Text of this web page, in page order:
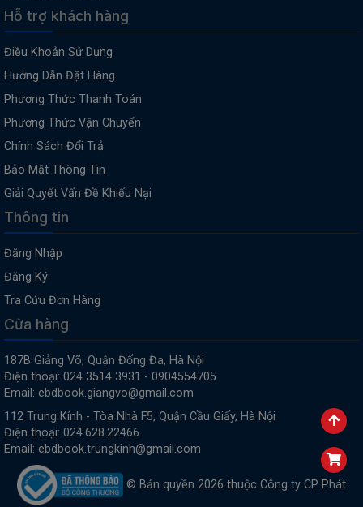
Hỗ trợ khách hàng
Điều Khoản Sử Dụng
Hướng Dẫn Đặt Hàng
Phương Thức Thanh Toán
Phương Thức Vận Chuyển
Chính Sách Đổi Trả
Bảo Mật Thông Tin
Giải Quyết Vấn Đề Khiếu Nại
Thông tin
Đăng Nhập
Đăng Ký
Tra Cứu Đơn Hàng
Cửa hàng
187B Giảng Võ, Quận Đống Đa, Hà Nội
Điện thoại: 024 3514 3931 - 0904554705
Email: ebdbook.giangvo@gmail.com
112 Trung Kính - Tòa Nhà F5, Quận Cầu Giấy, Hà Nội
Điện thoại: 024.628.22466
Email: ebdbook.trungkinh@gmail.com
© Bản quyền 2026 thuộc Công ty CP Phát